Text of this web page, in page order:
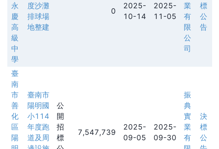
永
慶
高
級
中
學
度沙灘
排球場
地整建
0
2025-
10-14
2025-
11-05
業
有
限
公
司
標
公
告
臺
南
市
善
化
區
陽
臺南市
陽明國
小114
年度跑
道及周
公
開
招
標
7,547,739
2025-
09-05
2025-
09-30
振
典
實
業
有
決
標
公